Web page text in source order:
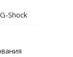
Shock